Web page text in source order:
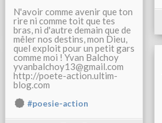
N'avoir comme avenir que ton
rire ni comme toit que tes
bras, ni d'autre demain que de
mêler nos destins, mon Dieu,
quel exploit pour un petit gars
comme moi ! Yvan Balchoy
yvanbalchoy13@gmail.com
http://poete-action.ultim-
blog.com
#poesie-action